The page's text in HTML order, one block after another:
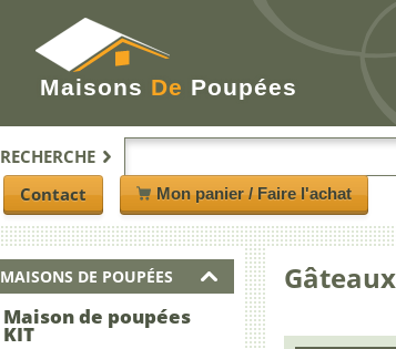
Maisons De Poupées
RECHERCHE
Contact
Mon panier / Faire l'achat
MAISONS DE POUPÉES
Maison de poupées
KIT